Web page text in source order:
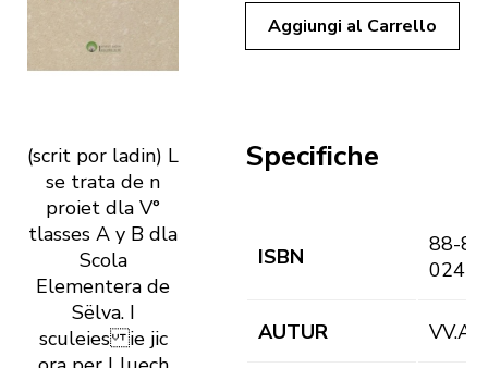
(scrit por ladin) L
se trata de n
proiet dla V°
tlasses A y B dla
Scola
Elementera de
Sëlva. I
sculeies ie jic
Aggiungi al Carrello
Specifiche
ISBN
88-
024-2
AUTUR VV.AA.